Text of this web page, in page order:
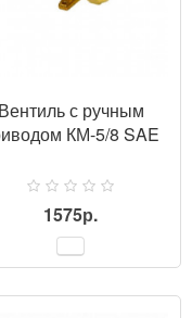
Вентиль с ручным
КМ-5/8 SAE
1575р.